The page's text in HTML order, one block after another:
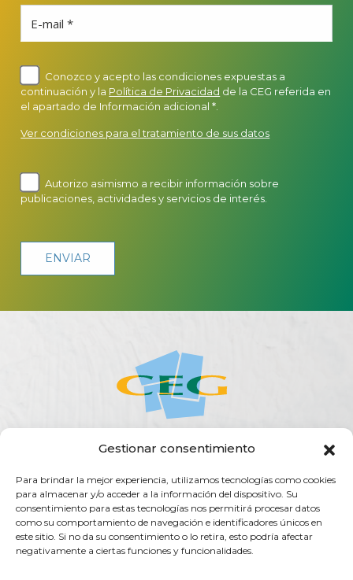
Gestionar consentimiento
Para brindar la mejor experiencia, utilizamos tecnologías como cookies
para almacenar y/o acceder a la información del dispositivo. Su
consentimiento para estas tecnologías nos permitirá procesar datos
como su comportamiento de navegación e identificadores únicos en
este sitio. Si no da su consentimiento o lo retira, esto podría afectar
negativamente a ciertas funciones y funcionalidades.
E-mail *
Conozco y acepto las condiciones expuestas a
continuación y la Política de Privacidad de la CEG referida en
el apartado de Información adicional *.
Ver condiciones para el tratamiento de sus datos
Autorizo asimismo a recibir información sobre
publicaciones, actividades y servicios de interés.
SERVICIOS
TRANSPARENCIA CONTACTO
Rúa do Vilar, 54 - 15705
Santiago de Compostela (España)
info@ceg.es